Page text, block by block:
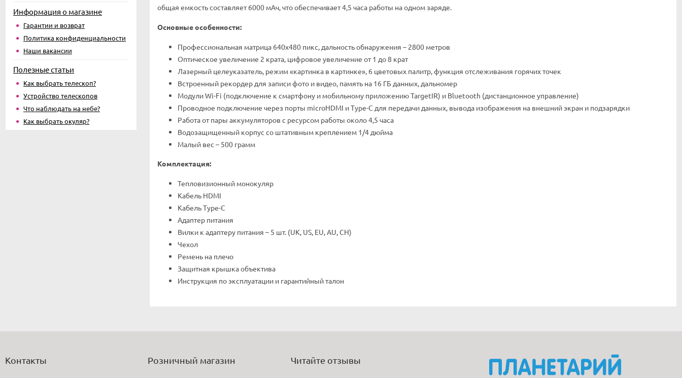
Информация о магазине
Гарантии и возврат
Политика конфиденциальности
Наши вакансии
Полезные статьи
Как выбрать телескоп?
Устройство телескопов
Что наблюдать на небе?
Как выбрать окуляр?
общая емкость составляет 6000 мАч, что обеспечивает 4,5 часа работы на одном заряде.
Основные особенности:
Профессиональная матрица 640x480 пикс, дальность обнаружения – 2800 метров
Оптическое увеличение 2 крата, цифровое увеличение от 1 до 8 крат
Лазерный целеуказатель, режим «картинка в картинке», 6 цветовых палитр, функция отслеживания горячих точек
Встроенный рекордер для записи фото и видео, память на 16 ГБ данных, дальномер
Модули Wi-Fi (подключение к смартфону и мобильному приложению TargetIR) и Bluetooth (дистанционное управление)
Проводное подключение через порты microHDMI и Type-C для передачи данных, вывода изображения на внешний экран и подзарядки
Работа от пары аккумуляторов с ресурсом работы около 4,5 часа
Водозащищенный корпус со штативным креплением 1/4 дюйма
Малый вес – 500 грамм
Комплектация:
Тепловизионный монокуляр
Кабель HDMI
Кабель Type-C
Адаптер питания
Вилки к адаптеру питания – 5 шт. (UK, US, EU, AU, CH)
Чехол
Ремень на плечо
Защитная крышка объектива
Инструкция по эксплуатации и гарантийный талон
Контакты Розничный магазин Читайте отзывы